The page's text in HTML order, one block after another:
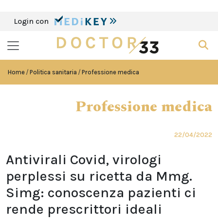
Login con
Home Politica sanitaria Professione medica
Professione medica
22/04/2022
Antivirali Covid, virologi
perplessi su ricetta da Mmg.
Simg: conoscenza pazienti ci
rende prescrittori ideali